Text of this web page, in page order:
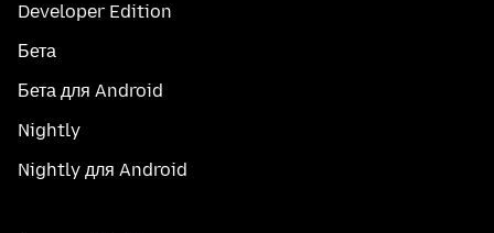
Developer Edition
Бета
Бета для Android
Nightly
Nightly для Android